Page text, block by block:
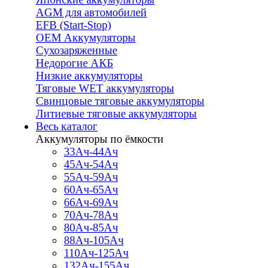
AGM для автомобилей
EFB (Start-Stop)
OEM Аккумуляторы
Сухозаряженные
Недорогие АКБ
Низкие аккумуляторы
Тяговые WET аккумуляторы
Свинцовые тяговые аккумуляторы
Литиевые тяговые аккумуляторы
Весь каталог
Аккумуляторы по ёмкости
33Ач-44Ач
45Ач-54Ач
55Ач-59Ач
60Ач-65Ач
66Ач-69Ач
70Ач-78Ач
80Ач-85Ач
88Ач-105Ач
110Ач-125Ач
132Ач-155Ач